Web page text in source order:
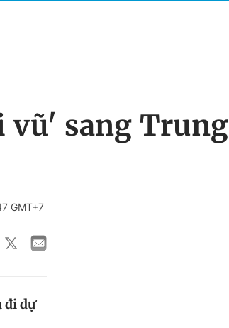
vũ' sang Trung
GMT+7
đi dự